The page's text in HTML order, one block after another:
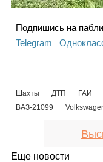
Подпишись на
Telegram
Шахты ДТП ГАИ
ВАЗ-21099
Еще новости